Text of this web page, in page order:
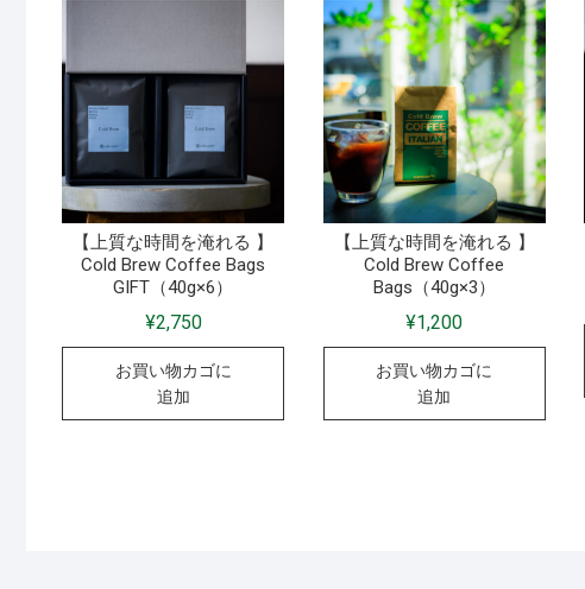
【上質な時間を淹れる 】
Cold Brew Coffee Bags
GIFT（40g×6）
¥2,750
お買い物カゴに
追加
【上質な時間を淹れる 】
Cold Brew Coffee
Bags（40g×3）
¥1,200
お買い物カゴに
追加